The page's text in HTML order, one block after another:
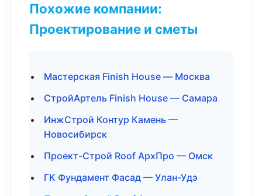
Похожие компании:
Проектирование и сметы
Мастерская Finish House — Москва
СтройАртель Finish House — Самара
ИнжСтрой Контур Камень —
Новосибирск
Проект-Строй Roof АрхПро — Омск
ГК Фундамент Фасад — Улан-Удэ